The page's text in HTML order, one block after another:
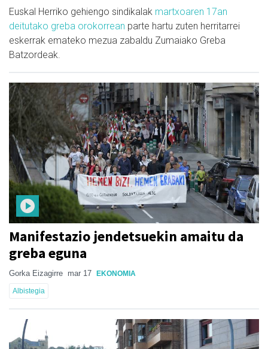
Euskal Herriko gehiengo sindikalak martxoaren 17an
deitutako greba orokorrean parte hartu zuten herritarrei
eskerrak emateko mezua zabaldu Zumaiako Greba
Batzordeak.
Manifestazio jendetsuekin amaitu da
greba eguna
Gorka Eizagirre mar 17 EKONOMIA
Albistegia